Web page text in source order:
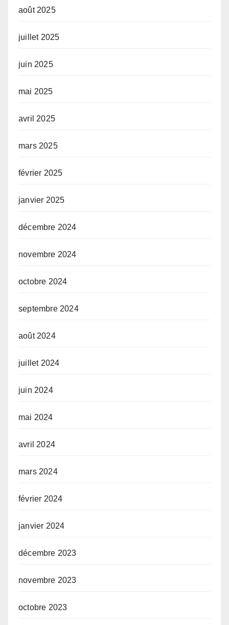
août 2025
juillet 2025
juin 2025
mai 2025
avril 2025
mars 2025
février 2025
janvier 2025
décembre 2024
novembre 2024
octobre 2024
septembre 2024
août 2024
juillet 2024
juin 2024
mai 2024
avril 2024
mars 2024
février 2024
janvier 2024
décembre 2023
novembre 2023
octobre 2023